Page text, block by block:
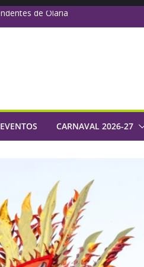
de Olaria
inédito
prêmio de R$
a Sapucaí em
CARNAVAL 2026-27